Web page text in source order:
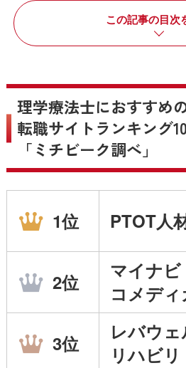
この記事の目次
理学療法士におすすめ
転職サイトランキング
「ミチビーク調べ」
1位 PTOT人
2位
マイナビ
コメデ
3位
レバウェ
リハビリ